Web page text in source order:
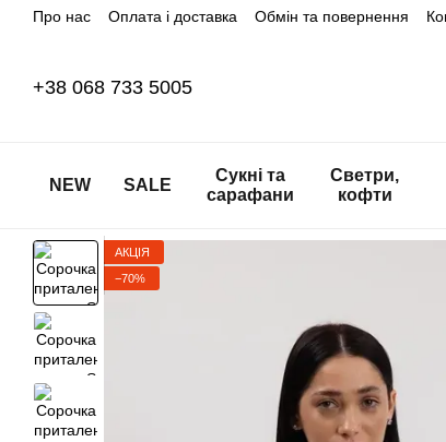
Перейти до основного контенту
Про нас Оплата і доставка Обмін та повернення
+38 068 733 5005
NEW SALE
Сукні та
сарафани
Светри,
кофти
АКЦІЯ
−70%